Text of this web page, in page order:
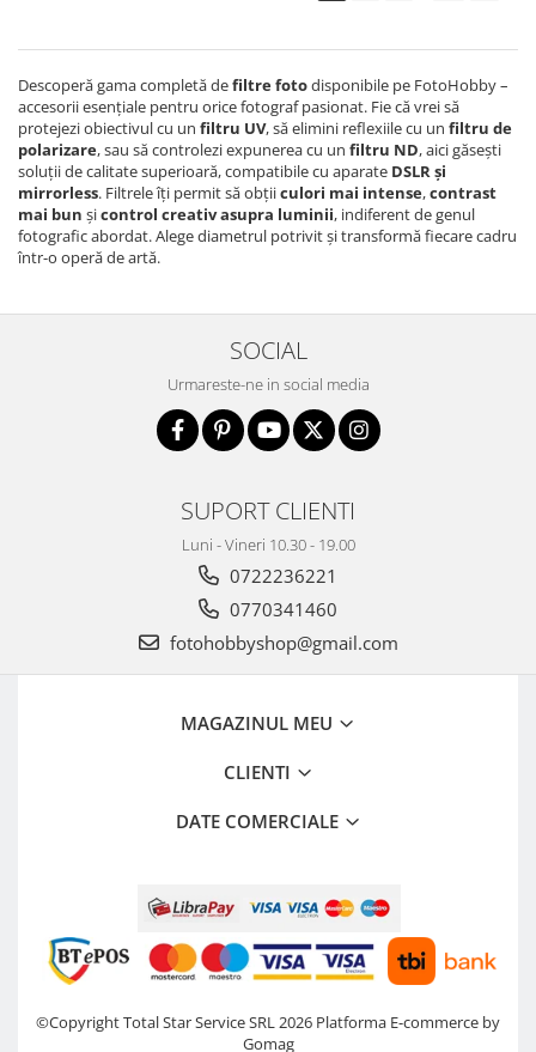
Descoperă gama completă defiltre fotodisponibile pe FotoHobby –
accesorii esențiale pentru orice fotograf pasionat. Fie că vrei să
protejezi obiectivul cu un filtru UV, să elimini reflexiile cu un filtru de
polarizare, sau să controlezi expunerea cu un filtru ND, aici găsești
soluții de calitate superioară, compatibile cu aparate DSLR și
mirrorless. Filtrele îți permit să obțiiculori mai intense,contrast
mai bun șicontrol creativ asupra luminii, indiferent de genul
fotografic abordat. Alege diametrul potrivit și transformă fiecare cadru
într-o operă de artă.
SOCIAL
Urmareste-ne in social media
SUPORT CLIENTI
Luni - Vineri 10.30 - 19.00
0722236221
0770341460
fotohobbyshop@gmail.com
MAGAZINUL MEU
CLIENTI
DATE COMERCIALE
©Copyright Total Star Service SRL 2026 Platforma E-commerce by
Gomag